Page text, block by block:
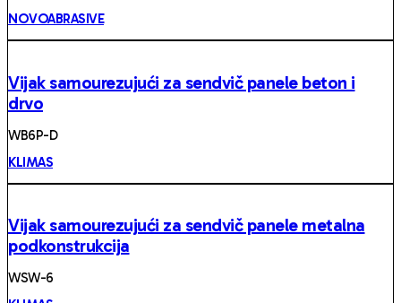
NOVOABRASIVE
Vijak samourezujući za sendvič panele beton i
drvo
WB6P-D
KLIMAS
Vijak samourezujući za sendvič panele metalna
podkonstrukcija
WSW-6